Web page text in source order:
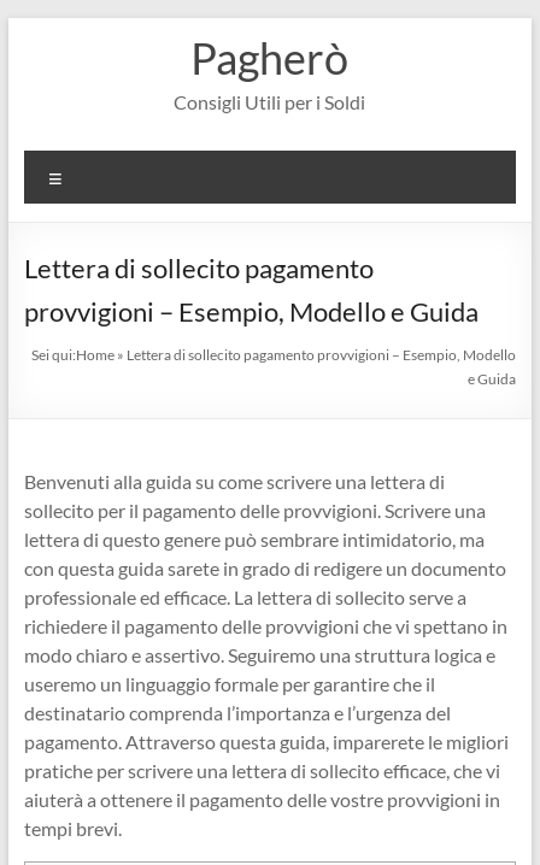
Pagherò
Consigli Utili per i Soldi
Lettera di sollecito pagamento
provvigioni – Esempio, Modello e Guida
Sei qui:Home » Lettera di sollecito pagamento provvigioni – Esempio, Modello
e Guida
Benvenuti alla guida su come scrivere una lettera di
sollecito per il pagamento delle provvigioni. Scrivere una
lettera di questo genere può sembrare intimidatorio, ma
con questa guida sarete in grado di redigere un documento
professionale ed efficace. La lettera di sollecito serve a
richiedere il pagamento delle provvigioni che vi spettano in
modo chiaro e assertivo. Seguiremo una struttura logica e
useremo un linguaggio formale per garantire che il
destinatario comprenda l’importanza e l’urgenza del
pagamento. Attraverso questa guida, imparerete le migliori
pratiche per scrivere una lettera di sollecito efficace, che vi
aiuterà a ottenere il pagamento delle vostre provvigioni in
tempi brevi.